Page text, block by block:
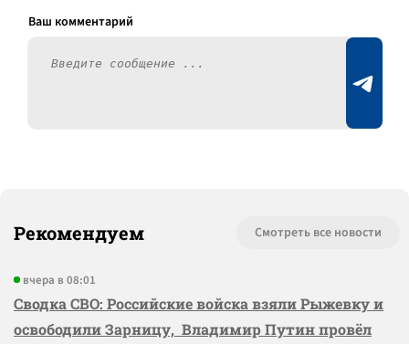
Рекомендуем Смотреть все новости
вчера в 08:01
Сводка СВО: Российские войска взяли Рыжевку и
освободили Зарницу, Владимир Путин провёл